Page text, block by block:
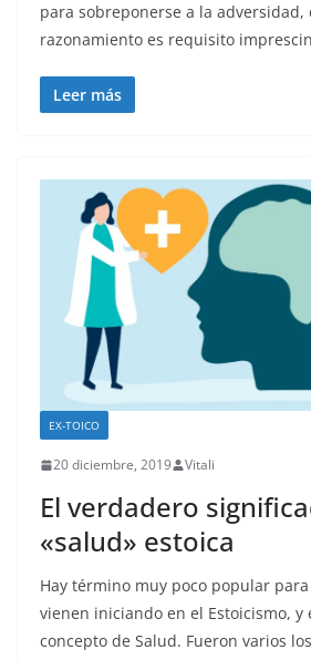
para sobreponerse a la adversidad,
razonamiento es requisito
Leer más
EX-TOICO
20 diciembre, 2019 Vitali
El verdadero
«salud» estoica
Hay término muy poco popular
vienen iniciando en el Estoicismo, y
concepto de Salud. Fueron varios